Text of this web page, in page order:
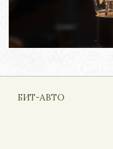
БИТ-АВТО